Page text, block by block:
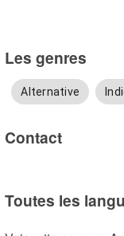
Les genres
Alternative
Contact
Toutes les